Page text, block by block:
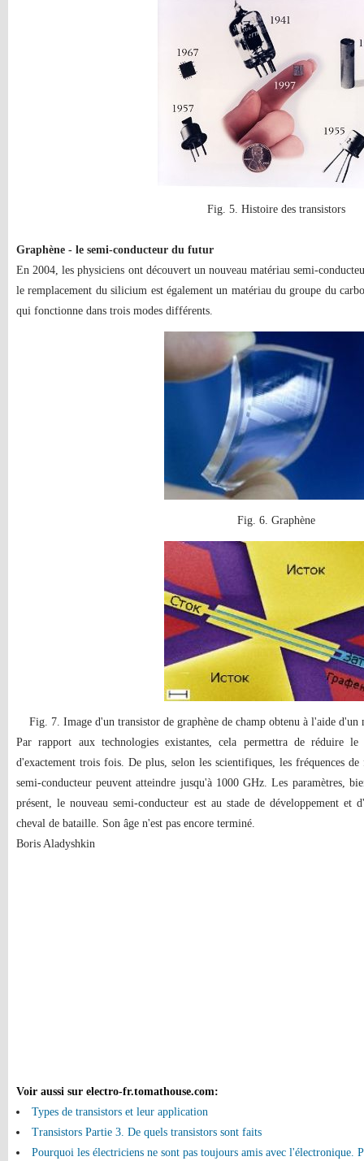
Fig. 5. Histoire des transistors
Graphène - le semi-conducteur du futur
En 2004, les physiciens ont découvert un nouveau matériau semi-
le remplacement du silicium est également un matériau du groupe du
qui fonctionne dans trois modes différents.
Fig. 6. Graphène
Fig. 7. Image d'un transistor de graphène de champ obtenu à l'aide d'un
Par rapport aux technologies existantes, cela permettra de réduire
d'exactement trois fois. De plus, selon les scientifiques, les fréquences
semi-conducteur peuvent atteindre jusqu'à 1000 GHz. Les paramètres,
présent, le nouveau semi-conducteur est au stade de développement
cheval de bataille. Son âge n'est pas encore terminé.
Boris Aladyshkin
Voir aussi sur electro-fr.tomathouse.com:
Types de transistors et leur application
Transistors Partie 3. De quels transistors sont faits
Pourquoi les électriciens ne sont pas toujours amis avec l'électronique.